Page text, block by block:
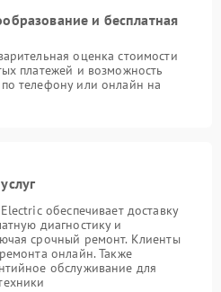
и бесплатная
оценка стоимости
платежей и возможность
телефону или онлайн на
обеспечивает доставку
диагностику и
срочный ремонт. Клиенты
онлайн. Также
обслуживание для